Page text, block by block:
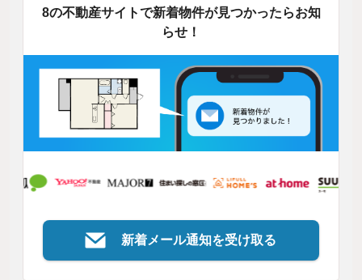
8の不動産サイトで新着物件が見つかったらお知
らせ！
新着メール通知を受け取る